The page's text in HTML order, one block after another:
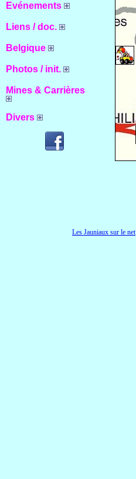
Evénements
Liens / doc.
Belgique
Photos / init.
Mines & Carrières
Divers
Les Jauniaux sur le net